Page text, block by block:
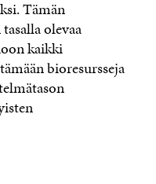
Tämän
olevaa
kaikki
bioresursseja